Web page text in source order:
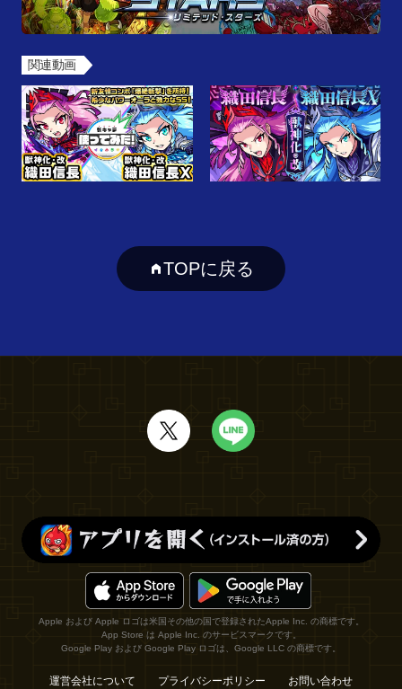
関連動画
TOPに戻る
Apple および Apple ロゴは米国その他の国で登録されたApple Inc. の商標です。
App Store は Apple Inc. のサービスマークです。
Google Play および Google Play ロゴは、Google LLC の商標です。
運営会社について プライバシーポリシー お問い合わせ